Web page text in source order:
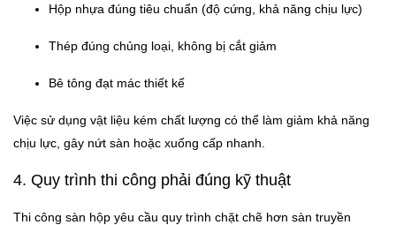
Hộp nhựa đúng tiêu chuẩn (độ cứng, khả năng chịu lực)
Thép đúng chủng loại, không bị cắt giảm
Bê tông đạt mác thiết kế
Việc sử dụng vật liệu kém chất lượng có thể làm giảm khả năng
chịu lực, gây nứt sàn hoặc xuống cấp nhanh.
4. Quy trình thi công phải đúng kỹ thuật
Thi công sàn hộp yêu cầu quy trình chặt chẽ hơn sàn truyền